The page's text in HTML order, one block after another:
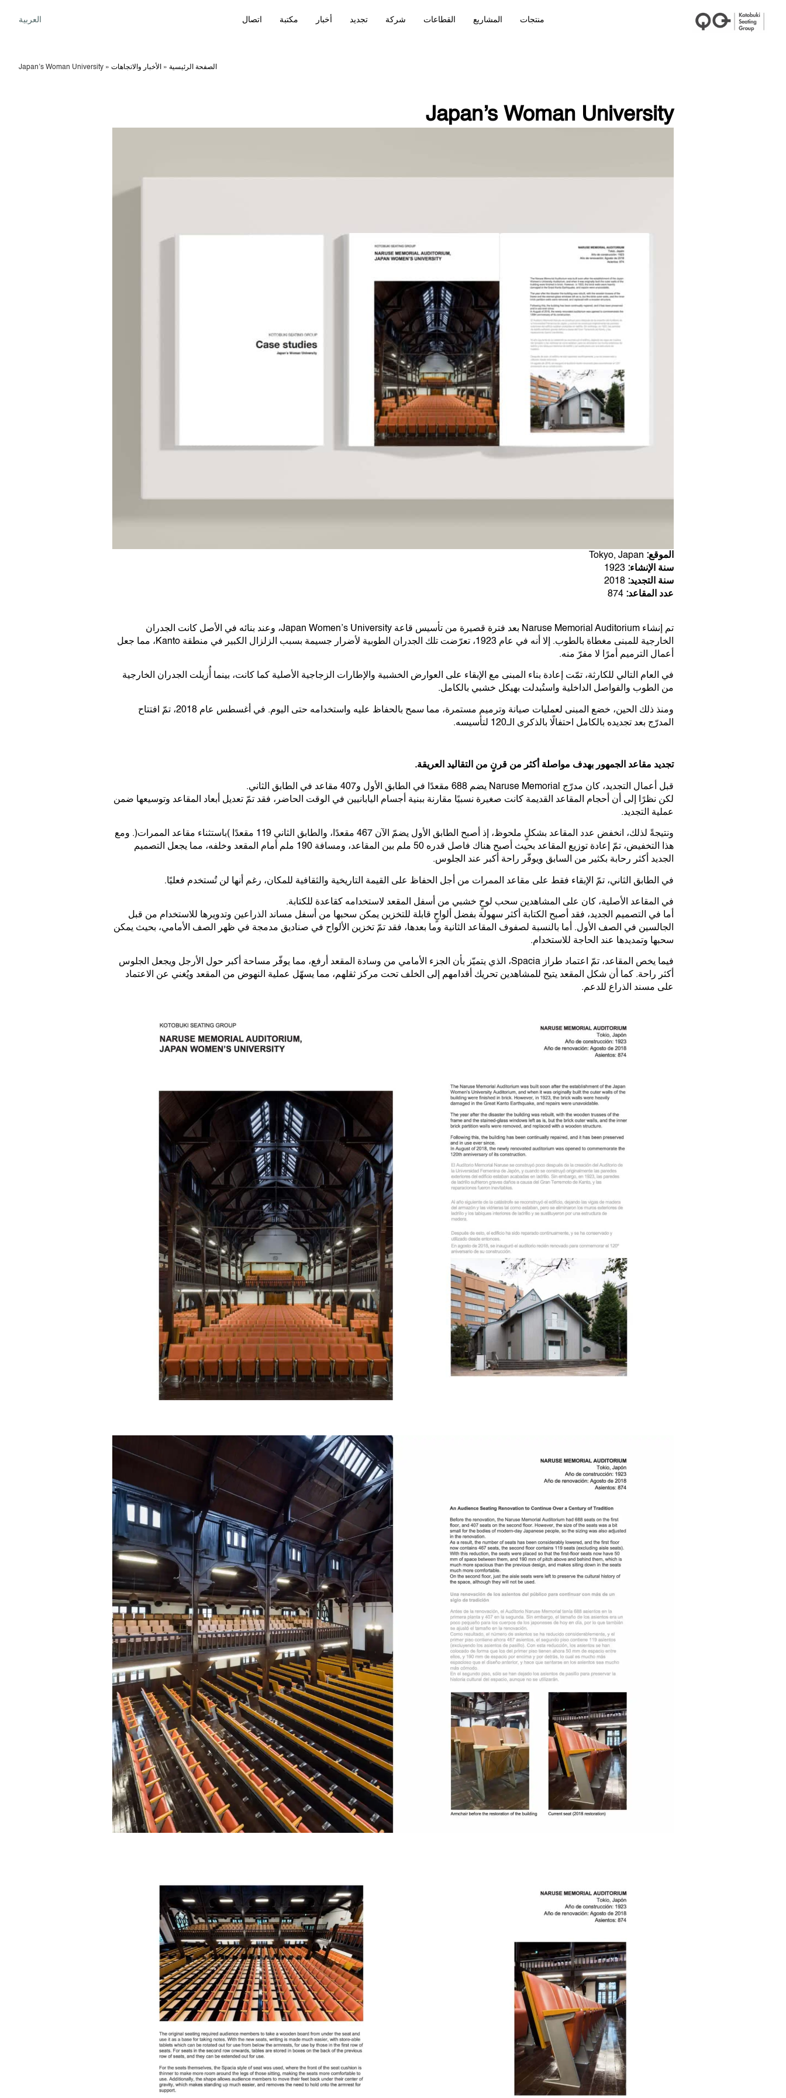
منتجات المشاريع القطاعات شركة تجديد أخبار مكتبة اتصال العربية
الصفحة الرئيسية » الأخبار والاتجاهات »
Japan’s Woman University
Japan’s Woman University
الموقع:
سنة الإنشاء: 1923
سنة التجديد:
عدد المقاعد:
تم إنشاء Naruse Memorial Auditorium بعد فترة قصيرة من تأسيس قاعة Japan Women’s University، وعند بنائه في الأصل كانت الجدران
الخارجية للمبنى مغطاة بالطوب. إلا أنه في عام 1923، تعرّضت تلك الجدران الطوبية لأضرار جسيمة بسبب الزلزال الكبير في منطقة Kanto، مما جعل
أعمال الترميم أمرًا لا مفرّ منه.
في العام التالي للكارثة، تمّت إعادة بناء المبنى مع الإبقاء على العوارض الخشبية والإطارات الزجاجية الأصلية كما كانت، بينما أُزيلت الجدران الخارجية
من الطوب والفواصل الداخلية واستُبدلت بهيكل خشبي بالكامل.
ومنذ ذلك الحين، خضع المبنى لعمليات صيانة وترميم مستمرة، مما سمح بالحفاظ عليه واستخدامه حتى اليوم.
في أغسطس عام 2018، تمّ افتتاح
المدرّج بعد تجديده بالكامل احتفالًا بالذكرى الـ120 لتأسيسه.
تجديد مقاعد الجمهور بهدف مواصلة أكثر من قرنٍ من التقاليد العريقة.
قبل أعمال التجديد، كان مدرّج Naruse Memorial يضم 688 مقعدًا في الطابق الأول و407 مقاعد في الطابق الثاني.
لكن نظرًا إلى أن أحجام المقاعد القديمة كانت صغيرة نسبيًا مقارنة ببنية أجسام اليابانيين في الوقت الحاضر، فقد تمّ تعديل أبعاد المقاعد وتوسيعها ضمن
عملية التجديد.
ونتيجةً لذلك، انخفض عدد المقاعد بشكلٍ ملحوظ، إذ أصبح الطابق الأول يضمّ الآن 467 مقعدًا، والطابق الثاني 119 مقعدًا (باستثناء مقاعد الممرات). ومع
هذا التخفيض، تمّ إعادة توزيع المقاعد بحيث أصبح هناك فاصل قدره 50 ملم بين المقاعد، ومسافة 190 ملم أمام المقعد وخلفه، مما يجعل التصميم
الجديد أكثر رحابة بكثير من السابق ويوفّر راحة أكبر عند الجلوس.
في الطابق الثاني، تمّ الإبقاء فقط على مقاعد الممرات من أجل الحفاظ على القيمة التاريخية والثقافية للمكان، رغم أنها لن تُستخدم فعليًا.
في المقاعد الأصلية، كان على المشاهدين سحب لوحٍ خشبي من أسفل المقعد لاستخدامه كقاعدة للكتابة.
أما في التصميم الجديد، فقد أصبح الكتابة أكثر سهولة بفضل ألواحٍ قابلة للتخزين يمكن سحبها من أسفل مساند الذراعين وتدويرها للاستخدام من قبل
الجالسين في الصف الأول. أما بالنسبة لصفوف المقاعد الثانية وما بعدها، فقد تمّ تخزين الألواح في صناديق مدمجة في ظهر الصف الأمامي، بحيث يمكن
سحبها وتمديدها عند الحاجة للاستخدام.
فيما يخص المقاعد، تمّ اعتماد طراز Spacia، الذي يتميّز بأن الجزء الأمامي من وسادة المقعد أرفع، مما يوفّر مساحة أكبر حول الأرجل ويجعل الجلوس
أكثر راحة. كما أن شكل المقعد يتيح للمشاهدين تحريك أقدامهم إلى الخلف تحت مركز ثقلهم، مما يسهّل عملية النهوض من المقعد ويُغني عن الاعتماد
على مسند الذراع للدعم.